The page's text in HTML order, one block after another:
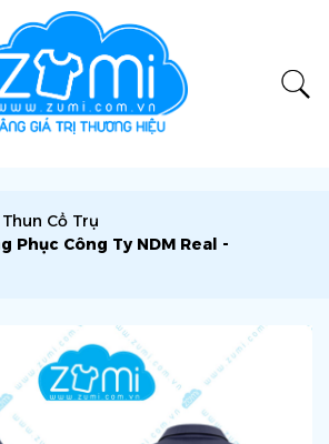
Cổ Trụ
Phục Công Ty NDM Real -